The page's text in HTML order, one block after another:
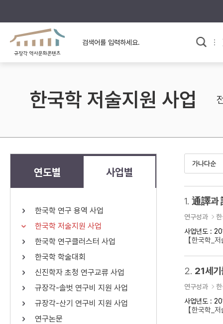
규장각의 어제와 오늘
규장각 소개영상
사료와 문학으로 본
고대
고려
조선 후기
근대
검색 연산자 사용안내
연산자
AND
OR 정조 OR 정약용 “정조” 또는 “
료를 검색
한국학 저술지원 사업
연도별 사업별
한국학 연구 용역 사업
한국학 저술지원 사업
한국학 연구클러스터 사업
한국학 학술대회
신진학자 초청 연구교류 사업
규장각-솔벗 연구비 지원 사업
규장각-산기 연구비 지원 사업
연구논문
1. 通譯과
연구성과
사업년도 :
【한국학
2. 21세기
연구성과
사업년도 :
【한국학